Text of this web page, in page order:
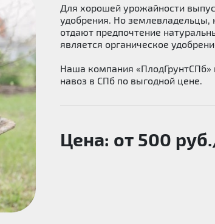
Для хорошей урожайности
удобрения. Но землевладельцы,
отдают предпочтение
является органическое
Наша компания «ПлодГрунтСПб»
навоз в СПб по выгодной цене.
Цена: от 500